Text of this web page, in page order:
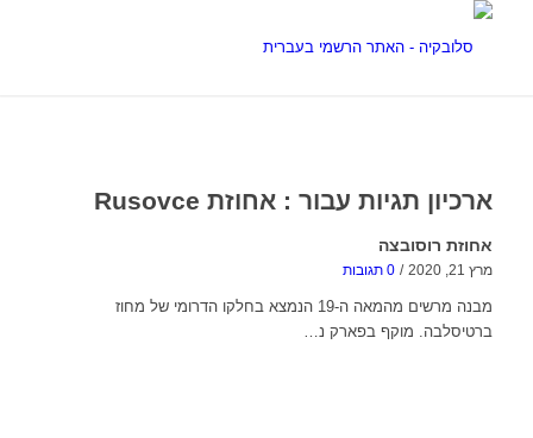
ארכיון תגיות עבור : אחוזת Rusovce
אחוזת רוסובצה
מרץ 21, 2020 / 0 תגובות
מבנה מרשים מהמאה ה-19 הנמצא בחלקו הדרומי של מחוז
ברטיסלבה. מוקף בפארק נ…